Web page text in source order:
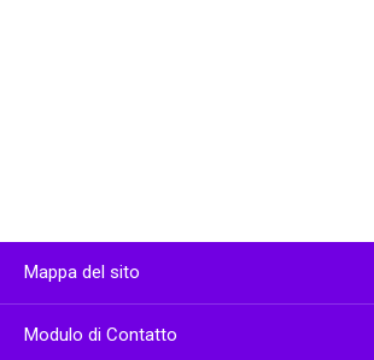
Mappa del sito
Modulo di Contatto